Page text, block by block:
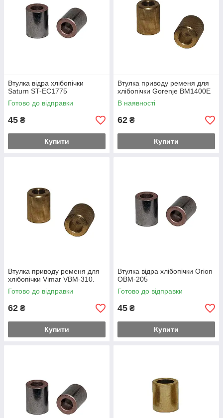
Втулка відра хлібопічки
Saturn ST-EC1775
Готово до відправки
45 ₴
Купити
Втулка приводу ременя для
хлібопічки Gorenje BM1400E
В наявності
62 ₴
Купити
Втулка приводу ременя для
хлібопічки Vimar VBM-310.
Готово до відправки
62 ₴
Купити
Втулка відра хлібопічки Orion
OBM-205
Готово до відправки
45 ₴
Купити